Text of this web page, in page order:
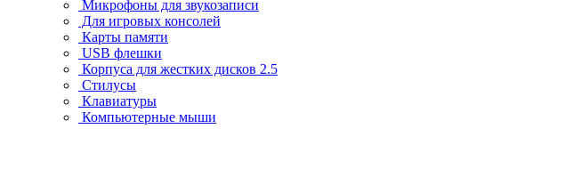
Микрофоны для звукозаписи
Для игровых консолей
Карты памяти
USB флешки
Корпуса для жестких дисков 2.5
Стилусы
Клавиатуры
Компьютерные мыши